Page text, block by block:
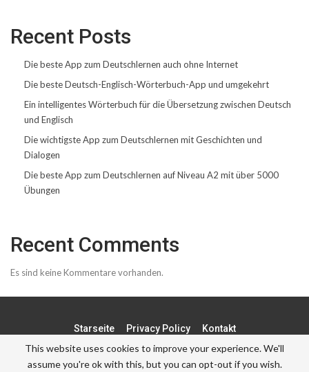
Recent Posts
Die beste App zum Deutschlernen auch ohne Internet
Die beste Deutsch-Englisch-Wörterbuch-App und umgekehrt
Ein intelligentes Wörterbuch für die Übersetzung zwischen Deutsch
und Englisch
Die wichtigste App zum Deutschlernen mit Geschichten und
Dialogen
Die beste App zum Deutschlernen auf Niveau A2 mit über 5000
Übungen
Recent Comments
Es sind keine Kommentare vorhanden.
Starseite Privacy Policy Kontakt
© - . All Rights Reserved.
This website uses cookies to improve your experience. We'll
assume you're ok with this, but you can opt-out if you wish.